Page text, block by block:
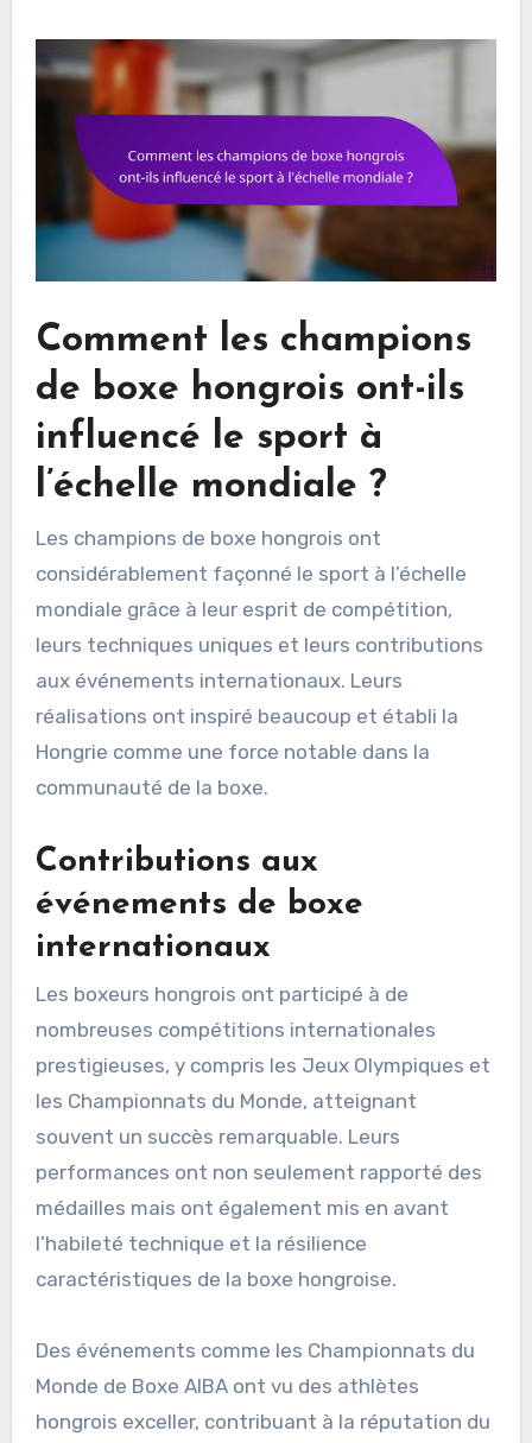
Comment les champions
de boxe hongrois ont-ils
influencé le sport à
l’échelle mondiale ?
Les champions de boxe hongrois ont
considérablement façonné le sport à l’échelle
mondiale grâce à leur esprit de compétition,
leurs techniques uniques et leurs contributions
aux événements internationaux. Leurs
réalisations ont inspiré beaucoup et établi la
Hongrie comme une force notable dans la
communauté de la boxe.
Contributions aux
événements de boxe
internationaux
Les boxeurs hongrois ont participé à de
nombreuses compétitions internationales
prestigieuses, y compris les Jeux Olympiques et
les Championnats du Monde, atteignant
souvent un succès remarquable. Leurs
performances ont non seulement rapporté des
médailles mais ont également mis en avant
l’habileté technique et la résilience
caractéristiques de la boxe hongroise.
Des événements comme les Championnats du
Monde de Boxe AIBA ont vu des athlètes
hongrois exceller, contribuant à la réputation du